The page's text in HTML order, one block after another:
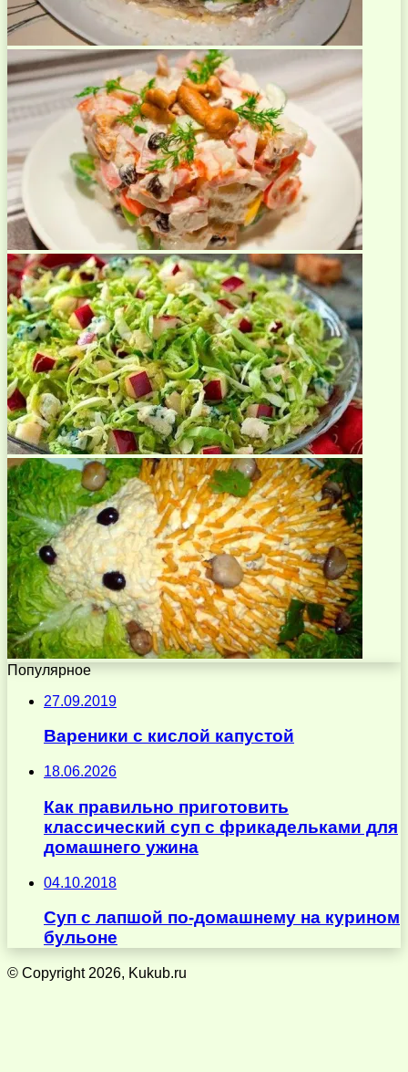
Популярное
27.09.2019
Вареники с кислой капустой
18.06.2026
Как правильно приготовить
классический суп с фрикадельками для
домашнего ужина
04.10.2018
Суп с лапшой по-домашнему на курином
бульоне
© Copyright 2026, Kukub.ru